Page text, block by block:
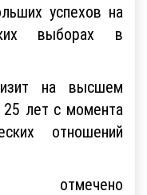
успехов на
выборах в
на высшем
лет с момента
отношений
отмечено